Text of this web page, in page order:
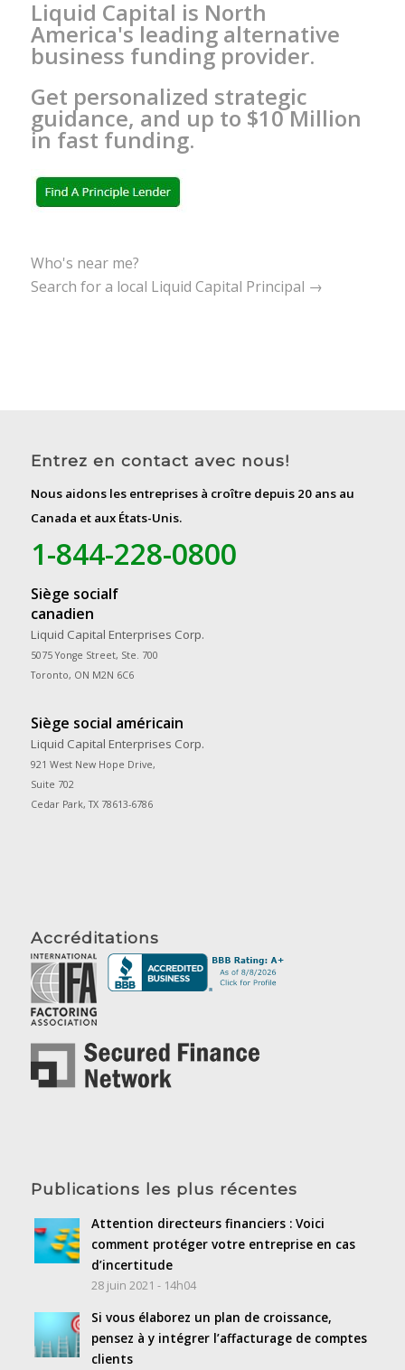
Liquid Capital is North
America's leading alternative
business funding provider.
Get personalized strategic
guidance, and up to $10 Million
in fast funding.
Who's near me?
Search for a local Liquid Capital Principal →
Entrez en contact avec nous!
Nous aidons les entreprises à croître depuis 20 ans au
Canada et aux États-Unis.
1-844-228-0800
Siège socialf
canadien
Liquid Capital Enterprises Corp.
5075 Yonge Street, Ste. 700
Toronto, ON M2N 6C6
Siège social américain
Liquid Capital Enterprises Corp.
921 West New Hope Drive,
Suite 702
Cedar Park, TX 78613-6786
Accréditations
Publications les plus récentes
Attention directeurs financiers : Voici
comment protéger votre entreprise en cas
d’incertitude
28 juin 2021 - 14h04
Si vous élaborez un plan de croissance,
pensez à y intégrer l’affacturage de comptes
clients